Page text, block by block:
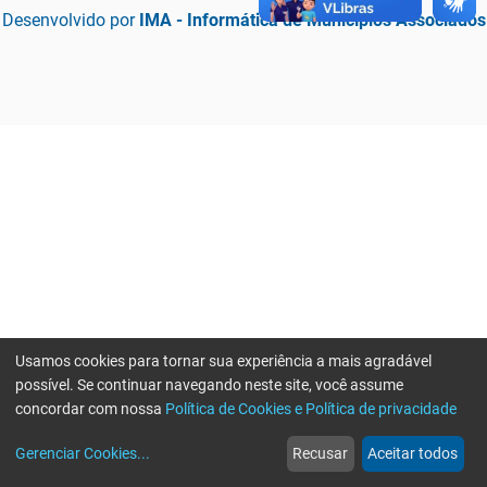
Desenvolvido por IMA - Informática de Municípios Associados
web
Notícias
more_horiz
Mais
Usamos cookies para tornar sua experiência a mais agradável
possível. Se continuar navegando neste site, você assume
concordar com nossa Política de Cookies e Política de privacidade
Gerenciar Cookies... Recusar Aceitar todos
Erro ao enviar informações, por favor tente novamente